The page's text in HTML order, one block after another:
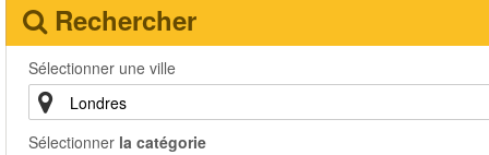
Rechercher
Sélectionner une ville
Sélectionner la catégorie